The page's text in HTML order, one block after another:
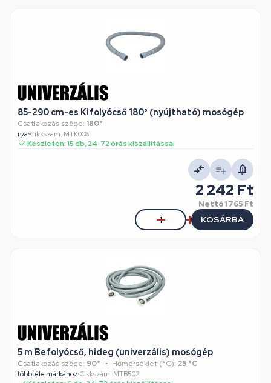
85-290 cm-es Kifolyócső 180° (nyújtható) mosógép
Csatlakozás szöge: 180°
n/a•Cikkszám: MTK008
Készleten: 15 db, 24-72 órás kiszállítással
2 242 Ft
Nettó1 765 Ft
KOSÁRBA
5 m Befolyócső, hideg (univerzális) mosógép
Csatlakozás szöge: 90° Hőmérséklet (°C): 25 °C
többféle márkához•Cikkszám: MTB502